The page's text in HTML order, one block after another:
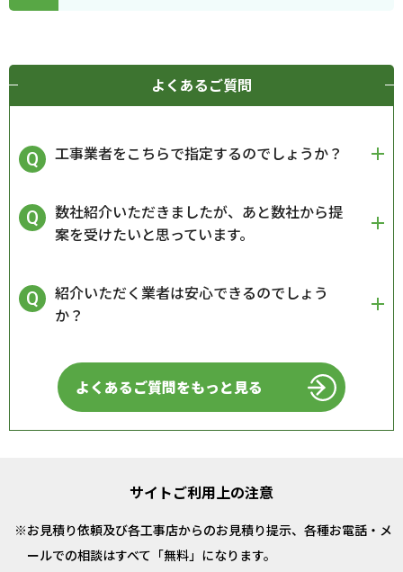
よくあるご質問
工事業者をこちらで指定するのでしょうか？
数社紹介いただきましたが、あと数社から提
案を受けたいと思っています。
紹介いただく業者は安心できるのでしょう
か？
よくあるご質問をもっと見る
サイトご利用上の注意
お見積り依頼及び各工事店からのお見積り提示、各種お電話・メ
ールでの相談はすべて「無料」になります。